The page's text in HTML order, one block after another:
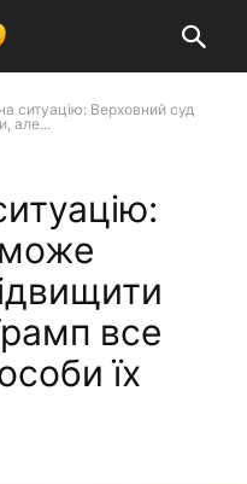
ситуацію: Верховний суд
але...
все
їх